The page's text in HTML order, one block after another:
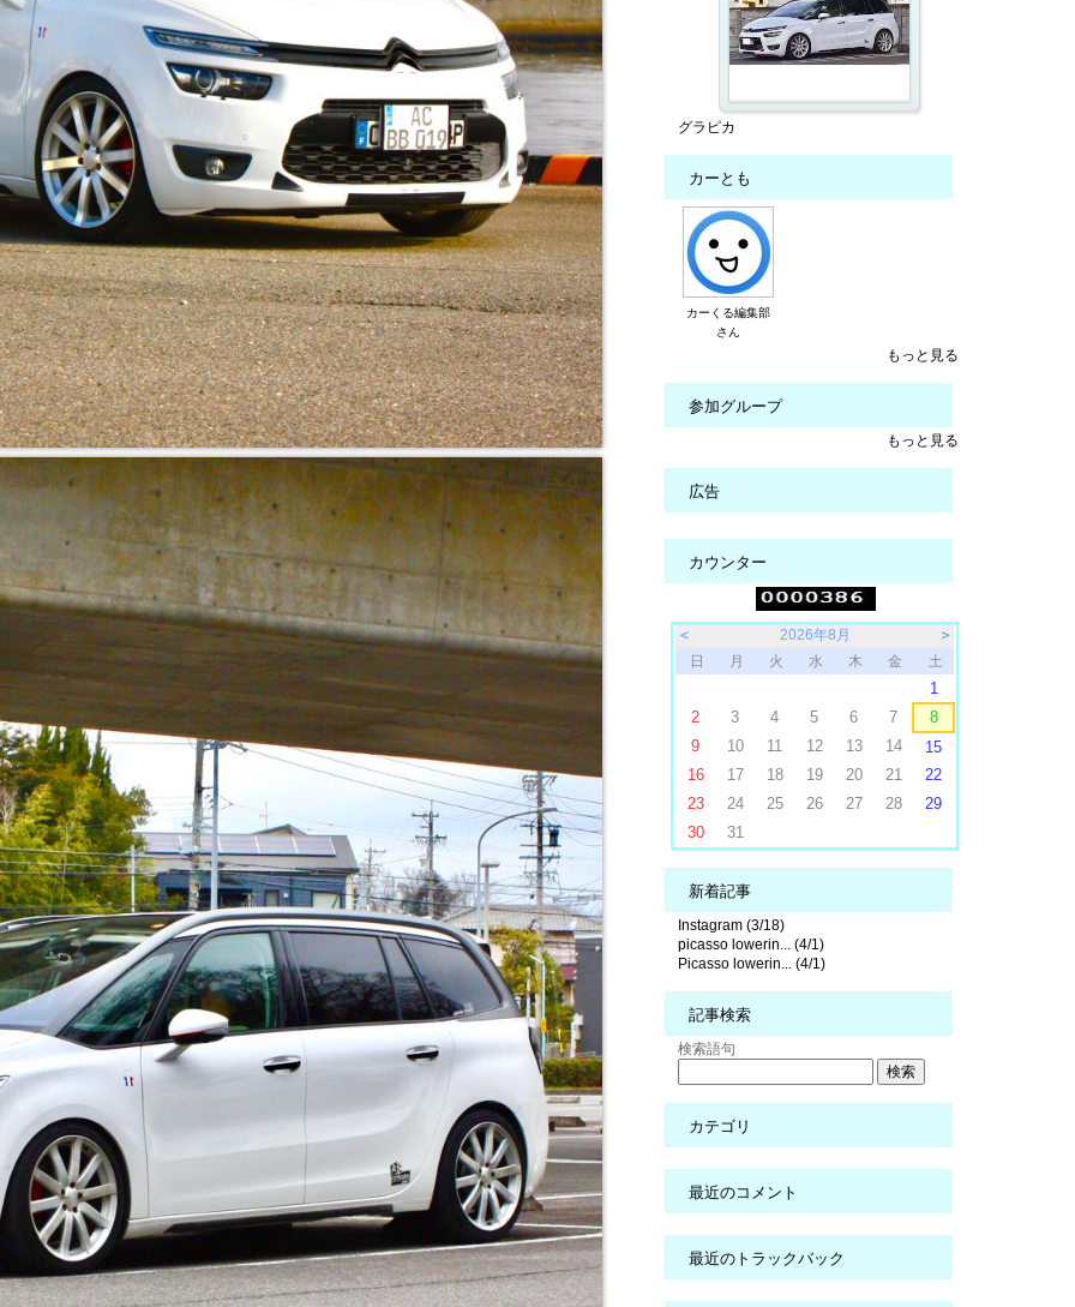
グラピカ
カーとも
カーくる編集部
さん
もっと見る
参加グループ
もっと見る
広告
カウンター
＜ 2026年8月
＞
日
月 火 水 木 金 土
1
2
3 4 5 6 7
8
9
10 11 12 13 14
15
16
17 18 19 20 21
22
23
24 25 26 27 28
29
30
31
新着記事
Instagram (3/18)
picasso lowerin... (4/1)
Picasso lowerin... (4/1)
記事検索
検索語句
カテゴリ
最近のコメント
最近のトラックバック